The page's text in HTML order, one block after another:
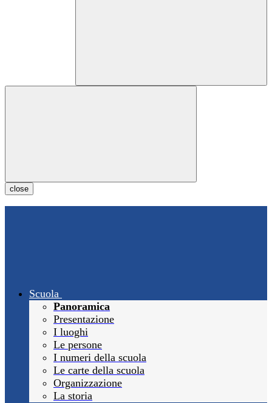
close
Scuola
Panoramica
Presentazione
I luoghi
Le persone
I numeri della scuola
Le carte della scuola
Organizzazione
La storia